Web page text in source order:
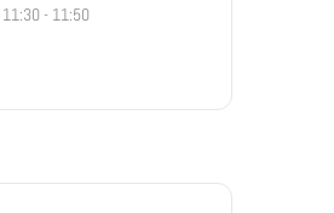
11:30 - 11:50